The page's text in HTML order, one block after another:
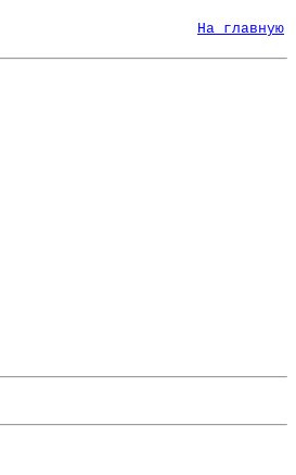
На главную